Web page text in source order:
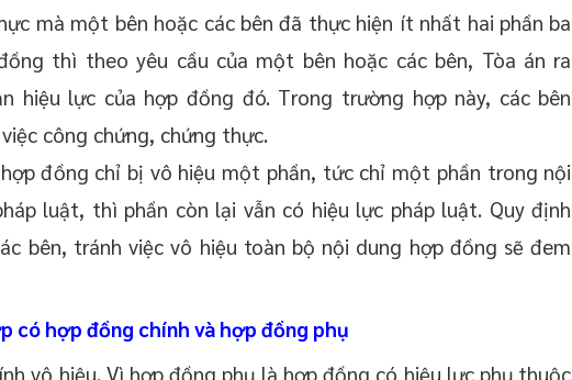
mà một bên hoặc các bên đã thực hiện ít nhất hai phần ba
thì theo yêu cầu của một bên hoặc các bên, Tòa án ra
hiệu lực của hợp đồng đó. Trong trường hợp này, các bên
công chứng, chứng thực.
đồng chỉ bị vô hiệu một phần, tức chỉ một phần trong nội
luật, thì phần còn lại vẫn có hiệu lực pháp luật. Quy định
bên, tránh việc vô hiệu toàn bộ nội dung hợp đồng sẽ đem
có hợp đồng chính và hợp đồng phụ
vô hiệu. Vì hợp đồng phụ là hợp đồng có hiệu lực phụ thuộc